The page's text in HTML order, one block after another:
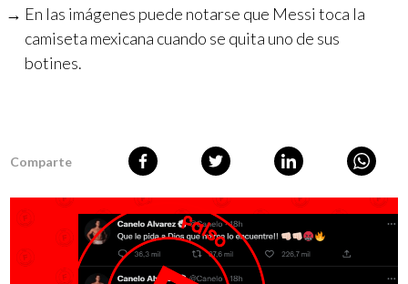
En las imágenes puede notarse que Messi toca la
camiseta mexicana cuando se quita uno de sus
botines.
Comparte